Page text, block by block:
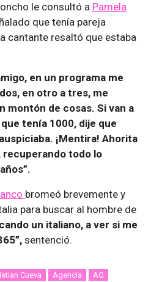
le consultó a Pamela
que tenía pareja
cantante resaltó que estaba
en un programa me
en otro a tres, me
montón de cosas. Si van a
tenía 1000, dije que
¡Mentira! Ahorita
recuperando todo lo
bromeó brevemente y
para buscar al hombre de
un italiano, a ver si me
sentenció.
Cueva Agencia AG